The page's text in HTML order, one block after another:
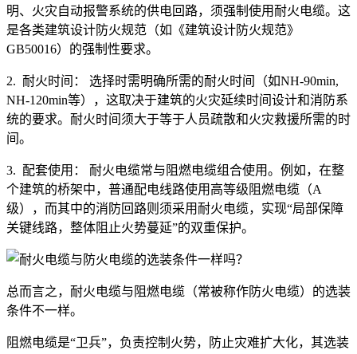
明、火灾自动报警系统的供电回路，须强制使用耐火电缆。这
是各类建筑设计防火规范（如《建筑设计防火规范》
GB50016）的强制性要求。
2. 耐火时间： 选择时需明确所需的耐火时间（如NH-90min,
NH-120min等），这取决于建筑的火灾延续时间设计和消防系
统的要求。耐火时间须大于等于人员疏散和火灾救援所需的时
间。
3. 配套使用： 耐火电缆常与阻燃电缆组合使用。例如，在整
个建筑的桥架中，普通配电线路使用高等级阻燃电缆（A
级），而其中的消防回路则须采用耐火电缆，实现“局部保障
关键线路，整体阻止火势蔓延”的双重保护。
总而言之，耐火电缆与阻燃电缆（常被称作防火电缆）的选装
条件不一样。
阻燃电缆是“卫兵”，负责控制火势，防止灾难扩大化，其选装